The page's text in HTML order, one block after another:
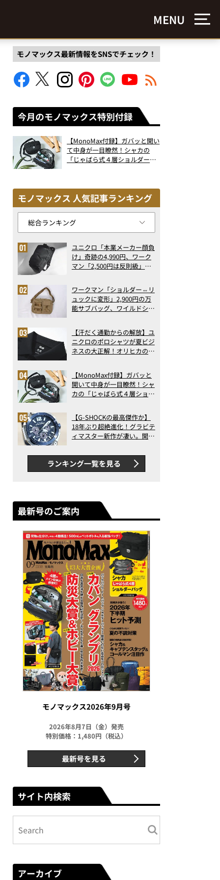
MENU
モノマックス最新情報をSNSでチェック！
今月のモノマックス特別付録
【MonoMax付録】ガバッと開い
て中身が一目瞭然！シャカの
「じゃばら式４層ショルダーバ
モノマックス 人気記事ランキング
ユニクロ「本業メーカー顔負
け」奇跡の4,990円、ワーク
マン「2,500円は反則級」凄
ト3】（2026年6月版）
ワークマン「ショルダー⇔リ
ュックに変形」2,900円の万
能サブバッグ、ワイルドシン
記事ランキングベスト3】
（2026年6月版）
【汗だく通勤からの解放】ユ
ニクロのポロシャツが夏ビジ
ネスの大正解！オリヒカの透
アの実力
【MonoMax付録】ガバッと
開いて中身が一目瞭然！シャ
カの「じゃばら式４層ショル
った！
【G-SHOCKの最高傑作か】
18年ぶり超絶進化！グラビテ
ィマスター新作が凄い。開発
新ムーブメントの衝撃
ランキング一覧を見る
最新号のご案内
モノマックス2026年9月号
2026年8月7日（金）発売
特別価格：1,480円（税込）
最新号を見る
サイト内検索
アーカイブ